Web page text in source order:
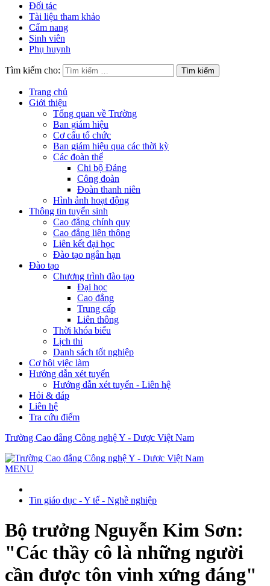
Đối tác
Tài liệu tham khảo
Cẩm nang
Sinh viên
Phụ huynh
Tìm kiếm cho:
Trang chủ
Giới thiệu
Tổng quan về Trường
Ban giám hiệu
Cơ cấu tổ chức
Ban giám hiệu qua các thời kỳ
Các đoàn thể
Chi bộ Đảng
Công đoàn
Đoàn thanh niên
Hình ảnh hoạt động
Thông tin tuyển sinh
Cao đẳng chính quy
Cao đẳng liên thông
Liên kết đại học
Đào tạo ngắn hạn
Đào tạo
Chương trình đào tạo
Đại học
Cao đẳng
Trung cấp
Liên thông
Thời khóa biểu
Lịch thi
Danh sách tốt nghiệp
Cơ hội việc làm
Hướng dẫn xét tuyển
Hướng dẫn xét tuyển - Liên hệ
Hỏi & đáp
Liên hệ
Tra cứu điểm
Trường Cao đẳng Công nghệ Y - Dược Việt Nam
MENU
Tin giáo dục - Y tế - Nghề nghiệp
Bộ trưởng Nguyễn Kim Sơn:
"Các thầy cô là những người
cần được tôn vinh xứng đáng"